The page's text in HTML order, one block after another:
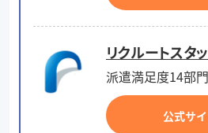
リクルートスタ
派遣満足度14部
公式サ